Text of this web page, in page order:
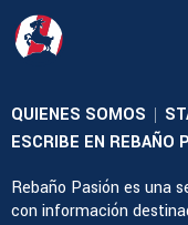
QUIENES SOMOS |
ESCRIBE EN REBAÑO
Rebaño Pasión es una
con información